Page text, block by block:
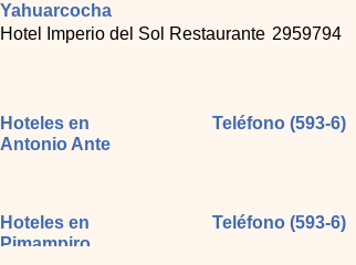
2959794
Yahuarcocha
Hotel Imperio del Sol Restaurante
Hoteles en
Antonio Ante
Teléfono (593-6)
Hoteles en
Pimampiro
Teléfono (593-6)